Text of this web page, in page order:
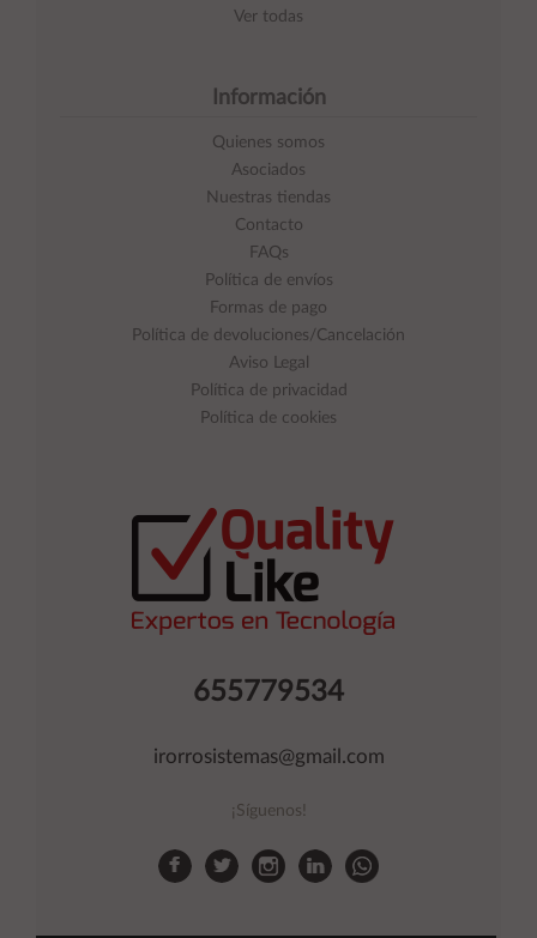
655779534
irorrosistemas@gmail.com
¡Síguenos!
Ver todas
Información
Quienes somos
Asociados
Nuestras tiendas
Contacto
FAQs
Política de envíos
Formas de pago
Política de devoluciones/Cancelación
Aviso Legal
Política de privacidad
Política de cookies